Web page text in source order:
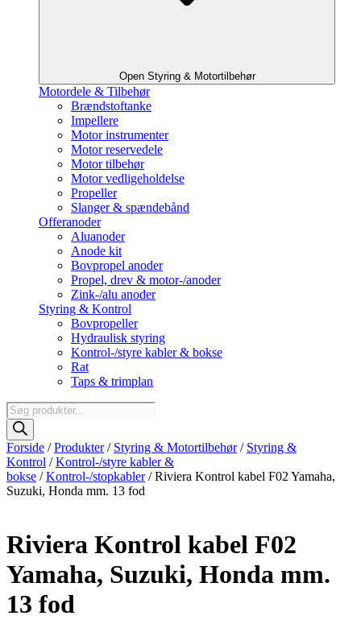
Open Styring & Motortilbehør
Motordele & Tilbehør
Brændstoftanke
Impellere
Motor instrumenter
Motor reservedele
Motor tilbehør
Motor vedligeholdelse
Propeller
Slanger & spændebånd
Offeranoder
Aluanoder
Anode kit
Bovpropel anoder
Propel, drev & motor-/anoder
Zink-/alu anoder
Styring & Kontrol
Bovpropeller
Hydraulisk styring
Kontrol-/styre kabler & bokse
Rat
Taps & trimplan
Products
search
Forside /Produkter/ Styring & Motortilbehør/ Styring &
Kontrol /Kontrol-/styre kabler &
bokse /Kontrol-/stopkabler/ Riviera Kontrol kabel F02 Yamaha,
Suzuki, Honda mm. 13 fod
Riviera Kontrol kabel F02
Yamaha, Suzuki, Honda mm.
13 fod